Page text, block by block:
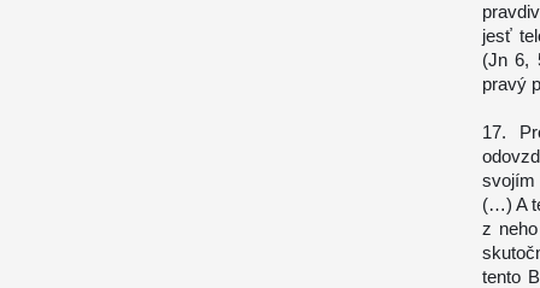
jesť
(Jn 6,
pravý
17.
(…) A
z
tento